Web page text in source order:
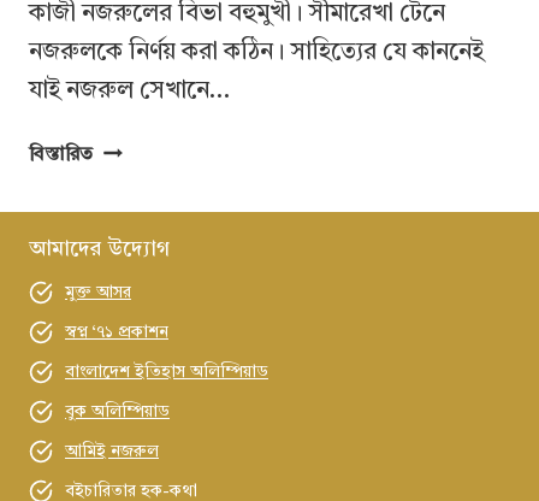
কাজী নজরুলের বিভা বহুমুখী। সীমারেখা টেনে
নজরুলকে নির্ণয় করা কঠিন। সাহিত্যের যে কাননেই
যাই নজরুল সেখানে…
বিস্তারিতশতায়ুতে
আমাদের উদ্যোগ
মুক্ত আসর
স্বপ্ন ‘৭১ প্রকাশন
বাংলাদেশ ইতিহাস অলিম্পিয়াড
বুক অলিম্পিয়াড
আমিই নজরুল
বইচারিতার হক-কথা